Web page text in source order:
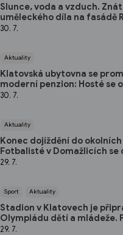
Slunce, voda a vzduch.
uměleckého díla na fasádě
nemocnice?
30. 7.
Aktuality
Klatovská ubytovna se
moderní penzion: Hosté se
pomocí kódu
30. 7.
Aktuality
Konec dojíždění do
Fotbalisté v Domažlicích se
nového hřiště
29. 7.
Sport Aktuality
Stadion v Klatovech je
Olympiádu dětí a mládeže.
vyšla na 50 milionů
29. 7.